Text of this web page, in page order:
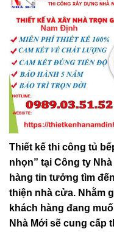
Thiết kế thi công tủ
nhọn” tại Công ty
hàng tin tưởng tìm
thiện nhà cửa. Nhằm
khách hàng đang
Nhà Mới sẽ cung cấp